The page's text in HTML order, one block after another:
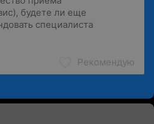
Рекомендую